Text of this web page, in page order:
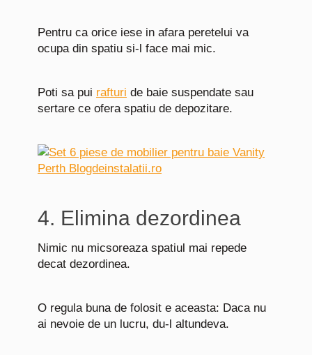
Pentru ca orice iese in afara peretelui va
ocupa din spatiu si-l face mai mic.
Poti sa pui rafturi de baie suspendate sau
sertare ce ofera spatiu de depozitare.
4. Elimina dezordinea
Nimic nu micsoreaza spatiul mai repede
decat dezordinea.
O regula buna de folosit e aceasta: Daca nu
ai nevoie de un lucru, du-l altundeva.